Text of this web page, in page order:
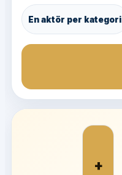
En aktör per kategori
+